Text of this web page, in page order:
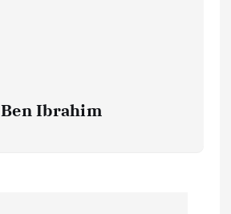
Ben Ibrahim